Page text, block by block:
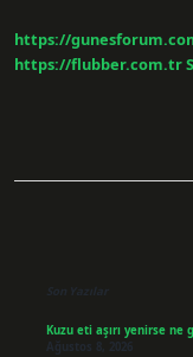
Ne
https://
https://flubber.com.tr
Son Yazılar
Kuzu eti aşırı yenirse ne
Ağustos 8, 2026